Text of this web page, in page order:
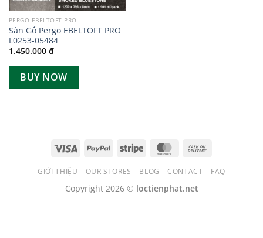
PERGO EBELTOFT PRO
Sàn Gỗ Pergo EBELTOFT PRO
L0253-05484
1.450.000 ₫
BUY NOW
GIỚI THIỆU OUR STORES BLOG CONTACT FAQ
Copyright 2026 © loctienphat.net